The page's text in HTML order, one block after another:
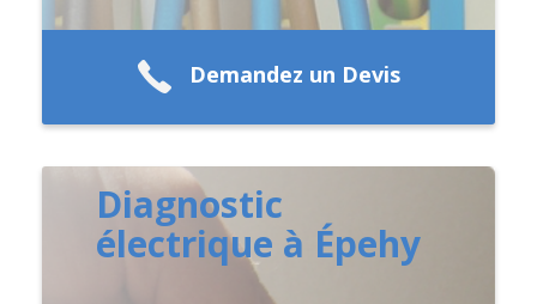
Demandez un Devis
Diagnostic
électrique à Épehy